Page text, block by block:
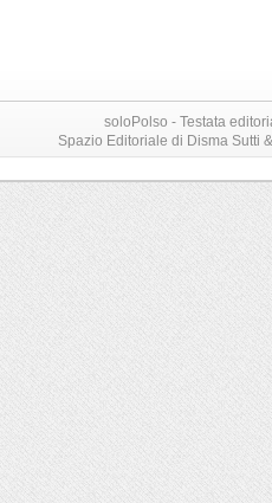
soloPolso - Testata
Spazio Editoriale di Disma Sutti